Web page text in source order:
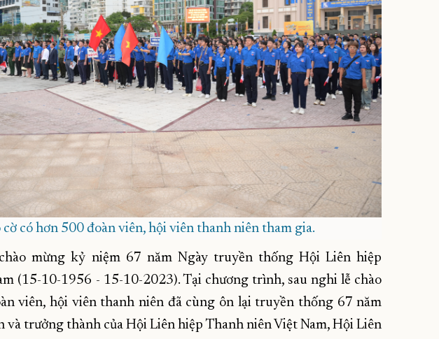
cờ có hơn 500 đoàn viên, hội viên thanh niên tham gia.
mừng kỷ niệm 67 năm Ngày truyền thống Hội Liên hiệp
(15-10-1956 - 15-10-2023). Tại chương trình, sau nghi lễ chào
viên, hội viên thanh niên đã cùng ôn lại truyền thống 67 năm
và trưởng thành của Hội Liên hiệp Thanh niên Việt Nam, Hội Liên